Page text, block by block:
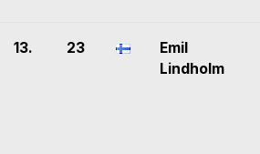
13. 23
Emil
Lindholm